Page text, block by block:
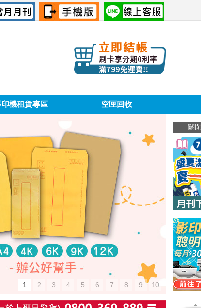
關閉
印機租賃專區 空匣回收
1 2 3 4 5 6 7 8 9 10